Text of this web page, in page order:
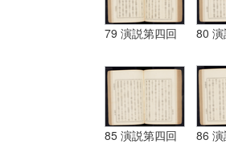
79 演説第四回 80
85 演説第四回 86